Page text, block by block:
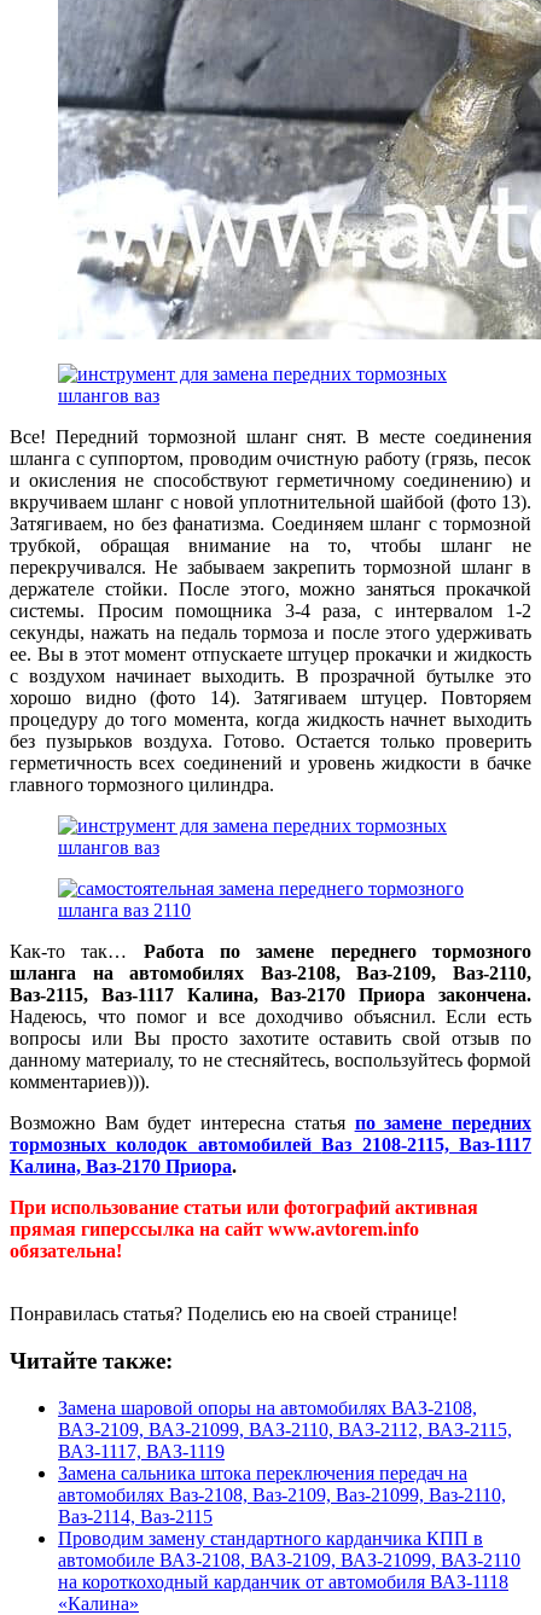
Все! Передний тормозной шланг снят. В месте соединения
шланга с суппортом, проводим очистную работу (грязь, песок
и окисления не способствуют герметичному соединению) и
вкручиваем шланг с новой уплотнительной шайбой (фото 13).
Затягиваем, но без фанатизма. Соединяем шланг с тормозной
трубкой, обращая внимание на то, чтобы шланг не
перекручивался. Не забываем закрепить тормозной шланг в
держателе стойки. После этого, можно заняться прокачкой
системы. Просим помощника 3-4 раза, с интервалом 1-2
секунды, нажать на педаль тормоза и после этого удерживать
ее. Вы в этот момент отпускаете штуцер прокачки и жидкость
с воздухом начинает выходить. В прозрачной бутылке это
хорошо видно (фото 14). Затягиваем штуцер. Повторяем
процедуру до того момента, когда жидкость начнет выходить
без пузырьков воздуха. Готово. Остается только проверить
герметичность всех соединений и уровень жидкости в бачке
главного тормозного цилиндра.
Как-то так… Работа по замене переднего тормозного
шланга на автомобилях Ваз-2108, Ваз-2109, Ваз-2110,
Ваз-2115, Ваз-1117 Калина, Ваз-2170 Приора закончена.
Надеюсь, что помог и все доходчиво объяснил. Если есть
вопросы или Вы просто захотите оставить свой отзыв по
данному материалу, то не стесняйтесь, воспользуйтесь формой
комментариев))).
Возможно Вам будет интересна статья по замене передних
тормозных колодок автомобилей Ваз 2108-2115, Ваз-1117
Калина, Ваз-2170 Приора.
При использование статьи или фотографий активная
прямая гиперссылка на сайт www.avtorem.info
обязательна!
Понравилась статья? Поделись ею на своей странице!
Читайте также:
Замена шаровой опоры на автомобилях ВАЗ-2108,
ВАЗ-2109, ВАЗ-21099, ВАЗ-2110, ВАЗ-2112, ВАЗ-2115,
ВАЗ-1117, ВАЗ-1119
Замена сальника штока переключения передач на
автомобилях Ваз-2108, Ваз-2109, Ваз-21099, Ваз-2110,
Ваз-2114, Ваз-2115
Проводим замену стандартного карданчика КПП в
автомобиле ВАЗ-2108, ВАЗ-2109, ВАЗ-21099, ВАЗ-2110
на короткоходный карданчик от автомобиля ВАЗ-1118
«Калина»